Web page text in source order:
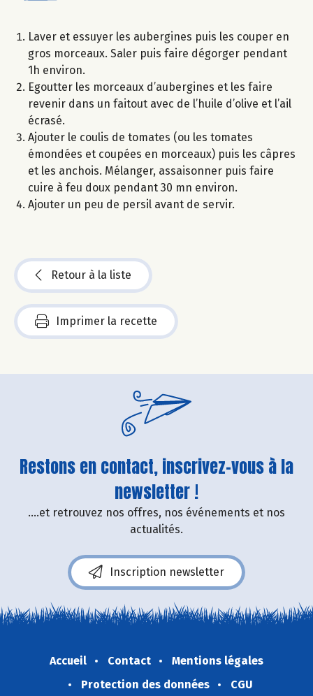
Laver et essuyer les aubergines puis les couper en
gros morceaux. Saler puis faire dégorger pendant
1h environ.
Egoutter les morceaux d’aubergines et les faire
revenir dans un faitout avec de l’huile d’olive et l’ail
écrasé.
Ajouter le coulis de tomates (ou les tomates
émondées et coupées en morceaux) puis les câpres
et les anchois. Mélanger, assaisonner puis faire
cuire à feu doux pendant 30 mn environ.
Ajouter un peu de persil avant de servir.
Retour à la liste
Imprimer la recette
Restons en contact, inscrivez-vous à la
newsletter !
....et retrouvez nos offres, nos événements et nos
actualités.
Inscription newsletter
Accueil Contact
Mentions légales
Protection des données
CGU